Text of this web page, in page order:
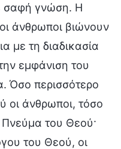
σαφή γνώση. Η
άνθρωποι βιώνουν
με τη διαδικασία
εμφάνιση του
Όσο περισσότερο
οι άνθρωποι, τόσο
Πνεύμα του Θεού·
του Θεού, οι